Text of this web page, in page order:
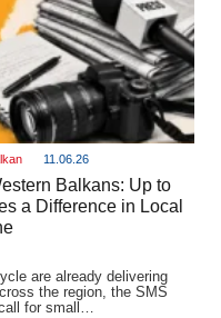
11.06.26
Balkans: Up to
a Difference in Local
are already delivering
the region, the SMS
for small…